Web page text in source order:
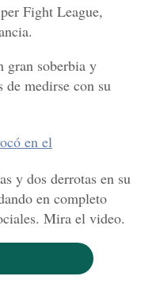
Fight League,
gran soberbia y
de medirse con su
en el
y dos derrotas en su
en completo
Mira el video.